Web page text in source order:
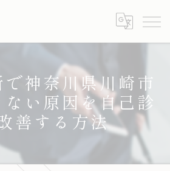
神奈川県川崎市
い原因を自己診
善する方法